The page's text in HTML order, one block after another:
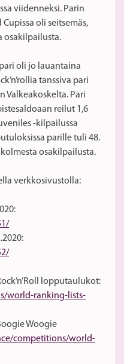
viidenneksi. Parin
oli seitsemäs,
osakilpailusta.
oli jo lauantaina
tanssiva pari
Valkeakoskelta. Pari
reilut 1,6
-kilpailussa
parille tuli 48.
osakilpailusta.
verkkosivustolla:
lopputaulukot:
world-ranking-lists-
Woogie
competitions/world-